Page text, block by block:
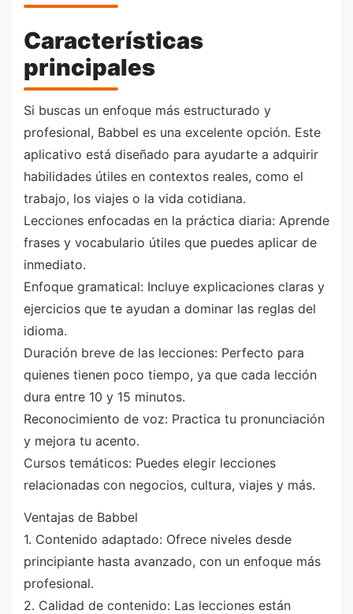
Características
principales
Si buscas un enfoque más estructurado y
profesional, Babbel es una excelente opción. Este
aplicativo está diseñado para ayudarte a adquirir
habilidades útiles en contextos reales, como el
trabajo, los viajes o la vida cotidiana.
Lecciones enfocadas en la práctica diaria: Aprende
frases y vocabulario útiles que puedes aplicar de
inmediato.
Enfoque gramatical: Incluye explicaciones claras y
ejercicios que te ayudan a dominar las reglas del
idioma.
Duración breve de las lecciones: Perfecto para
quienes tienen poco tiempo, ya que cada lección
dura entre 10 y 15 minutos.
Reconocimiento de voz: Practica tu pronunciación
y mejora tu acento.
Cursos temáticos: Puedes elegir lecciones
relacionadas con negocios, cultura, viajes y más.
Ventajas de Babbel
1. Contenido adaptado: Ofrece niveles desde
principiante hasta avanzado, con un enfoque más
profesional.
2. Calidad de contenido: Las lecciones están